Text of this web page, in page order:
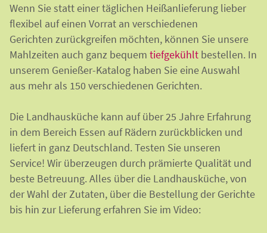
Wenn Sie statt einer täglichen Heißanlieferung lieber
flexibel auf einen Vorrat an verschiedenen
Gerichten zurückgreifen möchten, können Sie unsere
Mahlzeiten auch ganz bequem tiefgekühlt bestellen. In
unserem Genießer-Katalog haben Sie eine Auswahl
aus mehr als 150 verschiedenen Gerichten.
Die Landhausküche kann auf über 25 Jahre Erfahrung
in dem Bereich Essen auf Rädern zurückblicken und
liefert in ganz Deutschland. Testen Sie unseren
Service! Wir überzeugen durch prämierte Qualität und
beste Betreuung. Alles über die Landhausküche, von
der Wahl der Zutaten, über die Bestellung der Gerichte
bis hin zur Lieferung erfahren Sie im Video: